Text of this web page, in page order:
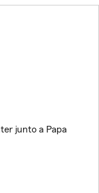
junto a Papa